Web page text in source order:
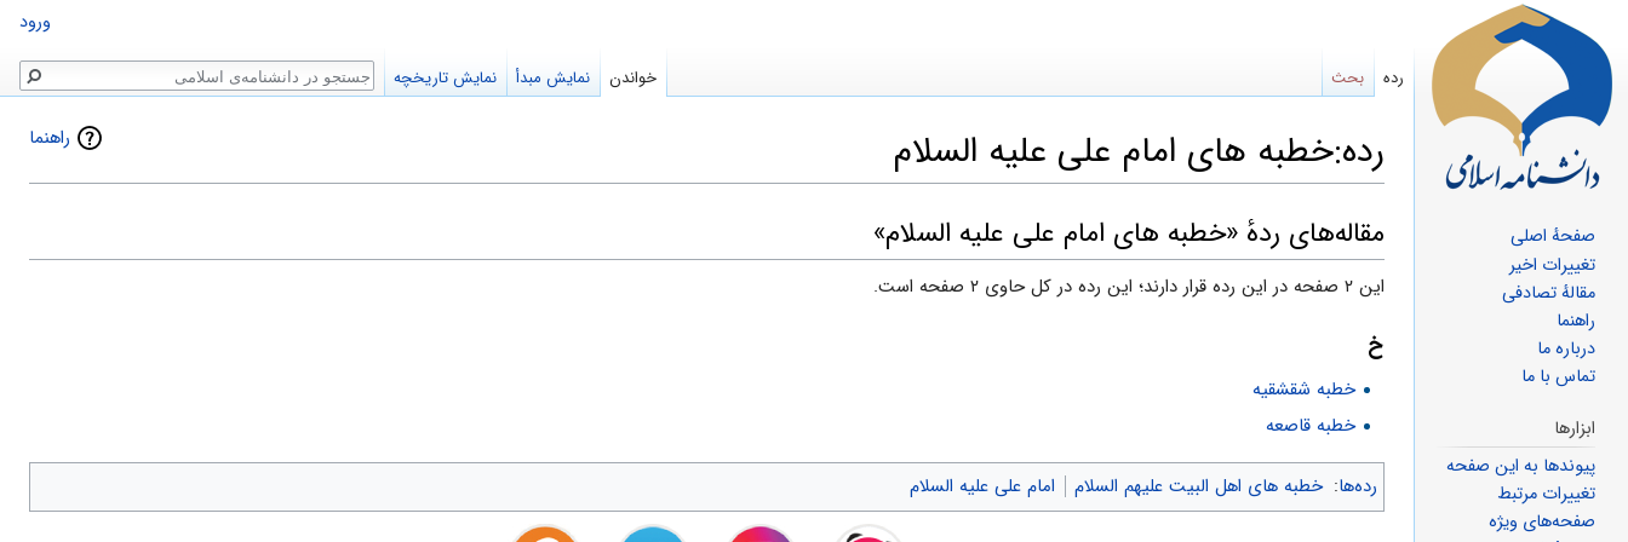
راهنما رده:خطبه های امام علی علیه السلام
پرش
به
ناوبری
پرش
به
جستجو
مقاله‌های ردهٔ «خطبه های امام علی علیه السلام»
این ۲ صفحه در این رده قرار دارند؛ این رده در کل حاوی ۲ صفحه است.
خ
خطبه شقشقیه
خطبه قاصعه
رده‌ها: خطبه های اهل البیت علیهم السلام امام علی علیه السلام
ورود
رده بحث خواندن نمایش مبدأ نمایش تاریخچه جستجو
صفحهٔ اصلی
تغییرات اخیر
مقالهٔ تصادفی
راهنما
درباره ما
تماس با ما
ابزارها
پیوندها به این صفحه
تغییرات مرتبط
صفحه‌های ویژه